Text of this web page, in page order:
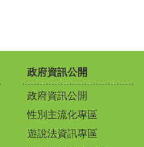
政府資訊公開
政府資訊公開
性別主流化專區
遊說法資訊專區